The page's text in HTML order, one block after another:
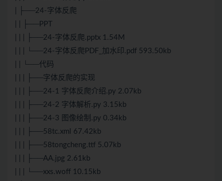
| ├──24-字体反爬
| | ├──PPT
| | | ├──24-字体反爬.pptx 1.54M
| | | └──24-字体反爬PDF_加水印.pdf 593.50kb
| | └──代码
| | | ├──字体反爬的实现
| | | ├──24-1 字体反爬介绍.py 2.07kb
| | | ├──24-2 字体解析.py 3.15kb
| | | ├──24-3 图像绘制.py 0.34kb
| | | ├──58tc.xml 67.42kb
| | | ├──58tongcheng.ttf 5.07kb
| | | ├──AA.jpg 2.61kb
| | | └──xxs.woff 10.15kb